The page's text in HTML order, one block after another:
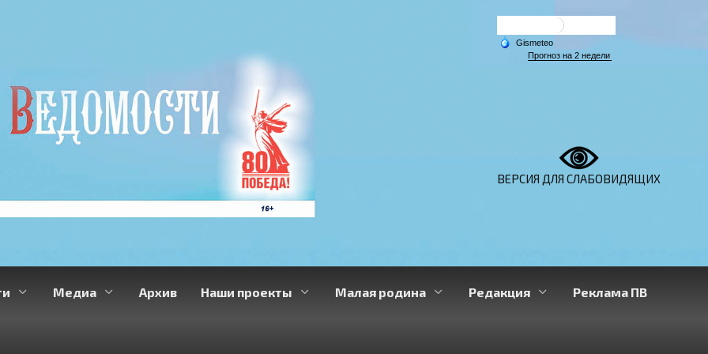
ВЕРСИЯ ДЛЯ СЛАБОВИДЯЩИХ
Медиа Архив Наши проекты Малая родина Редакция Реклама ПВ